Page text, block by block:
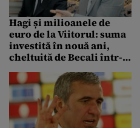
Hagi și milioanele de
euro de la Viitorul: suma
investită în nouă ani,
cheltuită de Becali într-